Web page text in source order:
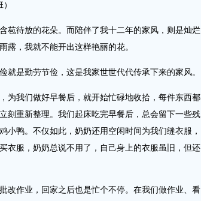
待放的花朵。而陪伴了我十二年的家风，则是灿烂
露，我就不能开出这样艳丽的花。
是勤劳节俭，这是我家世世代代传承下来的家风。
我们做好早餐后，就开始忙碌地收拾，每件东西都
刻重新整理。我们起床吃完早餐后，总会留下一些残
小鸭。不仅如此，奶奶还用空闲时间为我们缝衣服，
衣服，奶奶总说不用了，自己身上的衣服虽旧，但还
作业，回家之后也是忙个不停。在我们做作业、看